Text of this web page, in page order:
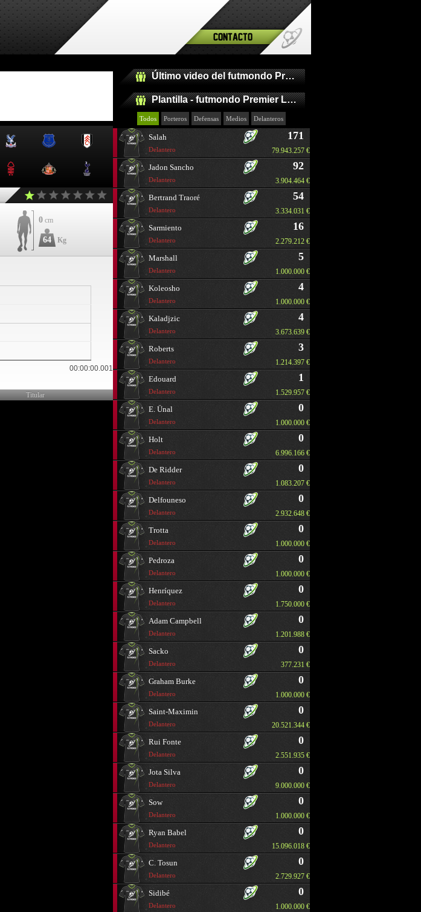
Contacto
0 cm
64 Kg
00:00:00.001
Titular
Último video del futmondo Premier League
Plantilla - futmondo Premier League
Todos Porteros Defensas Medios Delanteros
Salah
Delantero
171
79.943.257 €
Jadon Sancho
Delantero
92
3.904.464 €
Bertrand Traoré
Delantero
54
3.334.031 €
Sarmiento
Delantero
16
2.279.212 €
Marshall
Delantero
5
1.000.000 €
Koleosho
Delantero
4
1.000.000 €
Kaladjzic
Delantero
4
3.673.639 €
Roberts
Delantero
3
1.214.397 €
Edouard
Delantero
1
1.529.957 €
E. Ünal
Delantero
0
1.000.000 €
Holt
Delantero
0
6.996.166 €
De Ridder
Delantero
0
1.083.207 €
Delfouneso
Delantero
0
2.932.648 €
Trotta
Delantero
0
1.000.000 €
Pedroza
Delantero
0
1.000.000 €
Henríquez
Delantero
0
1.750.000 €
Adam Campbell
Delantero
0
1.201.988 €
Sacko
Delantero
0
377.231 €
Graham Burke
Delantero
0
1.000.000 €
Saint-Maximin
Delantero
0
20.521.344 €
Rui Fonte
Delantero
0
2.551.935 €
Jota Silva
Delantero
0
9.000.000 €
Sow
Delantero
0
1.000.000 €
Ryan Babel
Delantero
0
15.096.018 €
C. Tosun
Delantero
0
2.729.927 €
Sidibé
Delantero
0
1.000.000 €